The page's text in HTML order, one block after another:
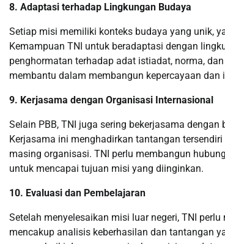
8. Adaptasi terhadap Lingkungan Budaya
Setiap misi memiliki konteks budaya yang unik,
Kemampuan TNI untuk beradaptasi dengan
penghormatan terhadap adat istiadat, norma,
membantu dalam membangun kepercayaan dan
9. Kerjasama dengan Organisasi Internasional
Selain PBB, TNI juga sering bekerjasama
Kerjasama ini menghadirkan tantangan
masing organisasi. TNI perlu membangun
untuk mencapai tujuan misi yang diinginkan.
10. Evaluasi dan Pembelajaran
Setelah menyelesaikan misi luar negeri, TNI
mencakup analisis keberhasilan dan tantangan